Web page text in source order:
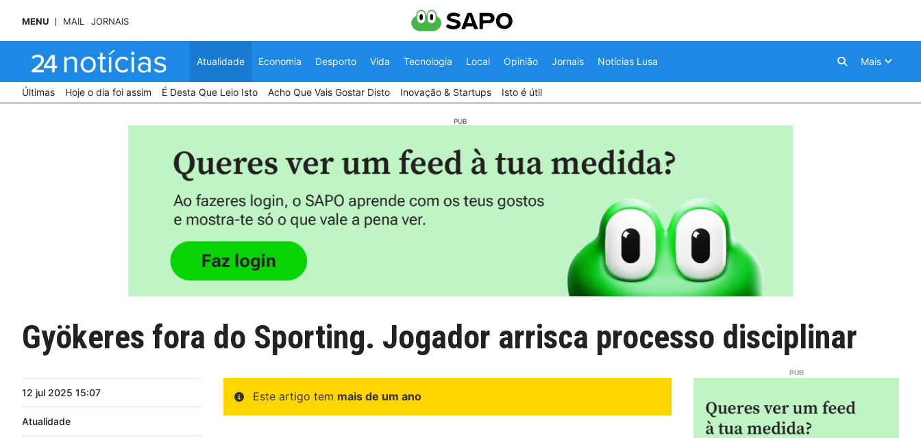
MENU MAIL JORNAIS
Atualidade Economia Desporto Vida Tecnologia Local Opinião Jornais Notícias Lusa Mais
Últimas Hoje o dia foi assim É Desta Que Leio Isto Acho Que Vais Gostar Disto Inovação & Startups Isto é útil
Gyökeres fora do Sporting. Jogador arrisca processo disciplinar
12 jul 2025 15:07
Atualidade
Este artigo tem mais de um ano